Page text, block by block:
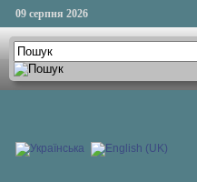
09 серпня 2026